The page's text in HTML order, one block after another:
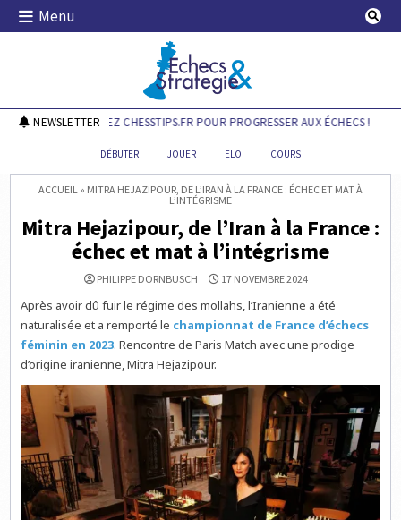
Skip
Menu
Echecs & Stratégie
NEWSLETTER
DÉCOUVREZ CHESSTIPS.FR POUR PROGRESSER AUX ÉCHECS !
DÉBUTER JOUER ELO COURS
ACCUEIL » MITRA HEJAZIPOUR, DE L’IRAN À LA FRANCE : ÉCHEC ET MAT À
L’INTÉGRISME
Mitra Hejazipour, de l’Iran à la France :
échec et mat à l’intégrisme
PHILIPPE DORNBUSCH 17 NOVEMBRE 2024
Après avoir dû fuir le régime des mollahs, l’Iranienne a été
naturalisée et a remporté le championnat de France d’échecs
féminin en 2023. Rencontre de Paris Match avec une prodige
d’origine iranienne, Mitra Hejazipour.